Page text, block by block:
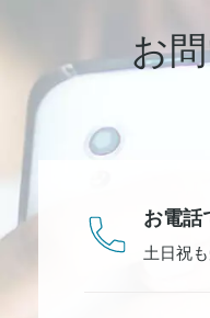
お
お電話
土日祝